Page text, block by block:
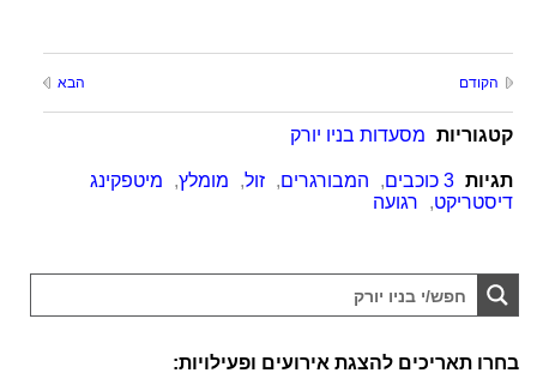
הקודם הבא
קטגוריות מסעדות בניו יורק
תגיות 3 כוכבים , המבורגרים, זול, מומלץ,
מיטפקינג
דיסטריקט, רגועה
בחרו תאריכים להצגת אירועים ופעילויות: